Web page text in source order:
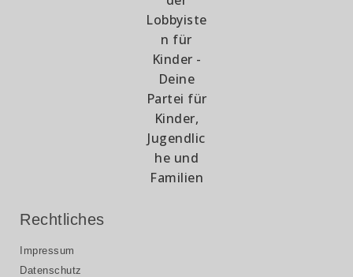
Rechtliches
Impressum
Datenschutz